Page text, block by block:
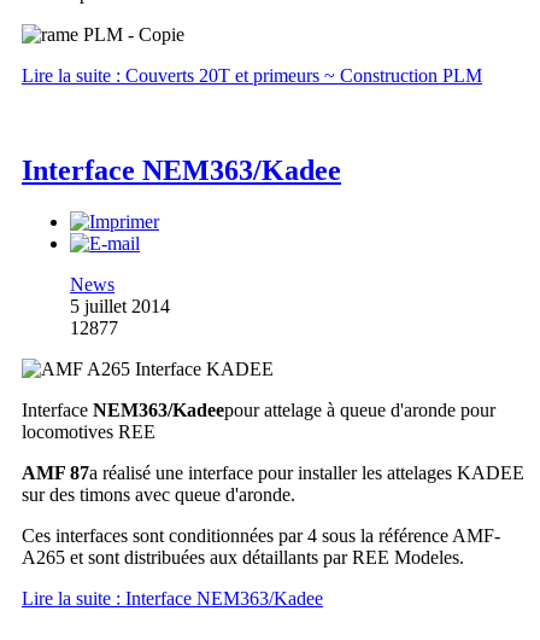
Lire la suite : Couverts 20T et primeurs ~ Construction PLM
Interface NEM363/Kadee
News
5 juillet 2014
12877
Interface NEM363/Kadeepour attelage à queue d'aronde pour
locomotives REE
AMF 87a réalisé une interface pour installer les attelages KADEE
sur des timons avec queue d'aronde.
Ces interfaces sont conditionnées par 4 sous la référence AMF-
A265 et sont distribuées aux détaillants par REE Modeles.
Lire la suite : Interface NEM363/Kadee